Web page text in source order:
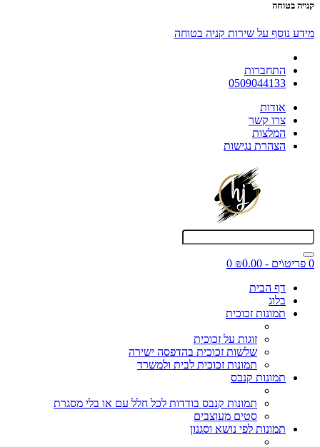
קנייה בטוחה
מידע נוסף על שירות קניה בטוחה
התחברות
0509044133
אודות
צרו קשר
המלצות
הצהרת נגישות
0 פריט\ים - ₪0.00
0
דף הבית
בלוג
תמונות זכוכית
זוגות על זכוכית
שלשות זכוכית בהדפסה ישירה
תמונות זכוכית לבית ולמשרד
תמונות קנבס
תמונות קנבס בודדות לכל חלל עם או בלי מסגרת
סטים מעוצבים
תמונות לפי נושא וסגנון